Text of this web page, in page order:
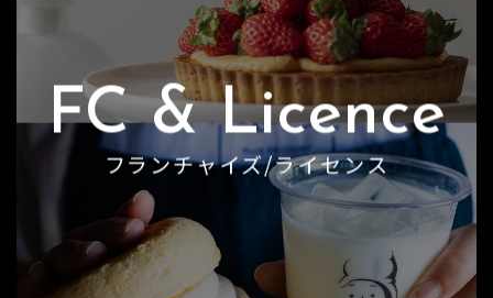
FC & Licence
フランチャイズ/ライセンス